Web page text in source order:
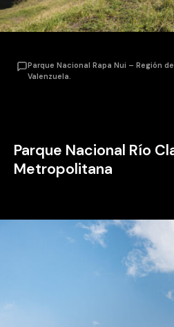
Parque Nacional Rapa Nui – Región
Valenzuela.
Parque Nacional Río
Metropolitana